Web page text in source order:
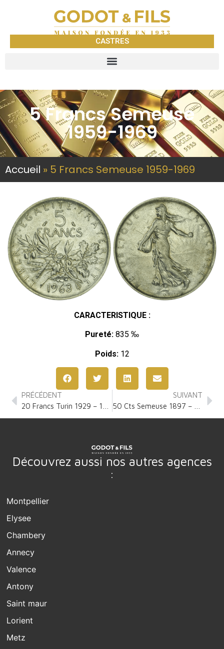
CASTRES
5 Francs Semeuse
1959-1969
Accueil » 5 Francs Semeuse 1959-1969
CARACTERISTIQUE :
Pureté: 835 ‰
Poids:12
PRÉCÉDENT
SUIVANT
Découvrez aussi nos autres agences
:
Montpellier
Elysee
Chambery
Annecy
Valence
Antony
Saint maur
Lorient
Metz